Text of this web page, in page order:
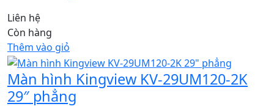
Liên hệ
Còn hàng
Thêm vào giỏ
Màn hình Kingview KV-29UM120-2K
29″ phẳng